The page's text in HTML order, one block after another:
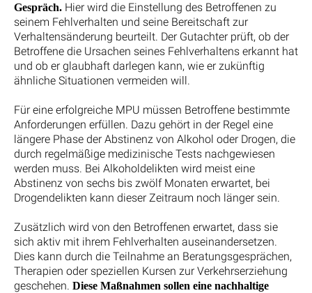
Gespräch. Hier wird die Einstellung des Betroffenen zu
seinem Fehlverhalten und seine Bereitschaft zur
Verhaltensänderung beurteilt. Der Gutachter prüft, ob der
Betroffene die Ursachen seines Fehlverhaltens erkannt hat
und ob er glaubhaft darlegen kann, wie er zukünftig
ähnliche Situationen vermeiden will.
Für eine erfolgreiche MPU müssen Betroffene bestimmte
Anforderungen erfüllen. Dazu gehört in der Regel eine
längere Phase der Abstinenz von Alkohol oder Drogen, die
durch regelmäßige medizinische Tests nachgewiesen
werden muss. Bei Alkoholdelikten wird meist eine
Abstinenz von sechs bis zwölf Monaten erwartet, bei
Drogendelikten kann dieser Zeitraum noch länger sein.
Zusätzlich wird von den Betroffenen erwartet, dass sie
sich aktiv mit ihrem Fehlverhalten auseinandersetzen.
Dies kann durch die Teilnahme an Beratungsgesprächen,
Therapien oder speziellen Kursen zur Verkehrserziehung
geschehen. Diese Maßnahmen sollen eine nachhaltige